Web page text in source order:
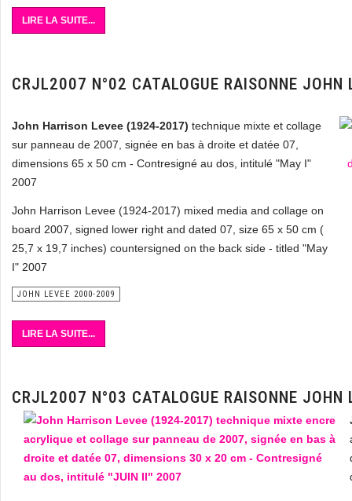
LIRE LA SUITE...
CRJL2007 N°02 CATALOGUE RAISONNE JOHN
John Harrison Levee (1924-2017) technique mixte et collage
sur panneau de 2007, signée en bas à droite et datée 07,
dimensions 65 x 50 cm - Contresigné au dos, intitulé "May I"
2007
John Harrison Levee (1924-2017) mixed media and collage on
board 2007, signed lower right and dated 07, size 65 x 50 cm (
25,7 x 19,7 inches) countersigned on the back side - titled "May
I" 2007
JOHN LEVEE 2000-2009
LIRE LA SUITE...
CRJL2007 N°03 CATALOGUE RAISONNE JOHN